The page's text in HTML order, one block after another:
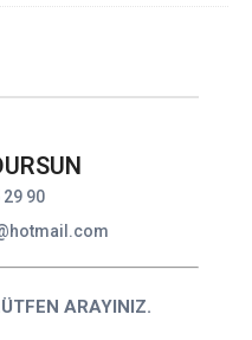
29 90
ARAYINIZ.